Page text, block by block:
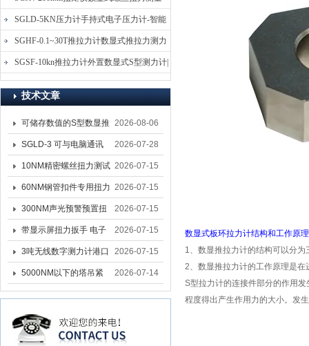
仪-螺栓扭力矩测试仪
SGLD-5KN压力计手持式电子压力计-智能
电子式压力测力计
SGHF-0.1~30T推拉力计数显式推拉力测力
计-数字拉压力双向测力仪
SGSF-10kn推拉力计外置数显式S型测力计|
手持连线式拉压力计
技术文章
可储存数值的S型数显推
拉力计 SGSF-100外置
式测力计
2026-08-06
SGLD-3 可与电脑通讯
的无线测力计 0.03-3T化
工行业用遥控式推拉力
计
2026-07-28
10NM精密螺丝扭力测试
专用扭矩扳手,产线质检
螺丝扭力专用扳手厂家
2026-07-15
60NM钢管扣件专用扭力
扳手 脚手架扭力检测扳
手 工地扣件扭矩扳手品
牌
2026-07-15
300NM声光预警预置扭
力扳手 工业紧固专用数
显扭力工具厂家
2026-07-15
带显示屏扭力扳手 电子
数显扭力扳手 20NM精
准可调力矩扳手品牌
2026-07-15
3吨无线数字测力计港口
吊装专用
2026-07-15
5000NM以下的塔吊紧
固大扭力电动扳手 塔机
安装电动扳手厂家
2026-07-14
数显式板环拉力计结构和工作原理
1、数显推拉力计的结构可以分
2、数显推拉力计的工作原理是
S型拉力计的连接件部分的作用
程度得出产生作用力的大小。发